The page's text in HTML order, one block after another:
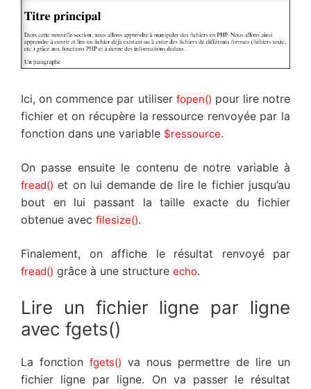
Ici, on commence par utiliser fopen() pour lire notre
fichier et on récupère la ressource renvoyée par la
fonction dans une variable $ressource.
On passe ensuite le contenu de notre variable à
fread() et on lui demande de lire le fichier jusqu’au
bout en lui passant la taille exacte du fichier
obtenue avec filesize().
Finalement, on affiche le résultat renvoyé par
fread() grâce à une structure echo.
Lire un fichier ligne par ligne
avec fgets()
La fonction fgets() va nous permettre de lire un
fichier ligne par ligne. On va passer le résultat